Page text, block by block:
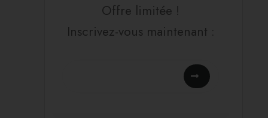
Offre limitée !
Inscrivez-vous maintenant :